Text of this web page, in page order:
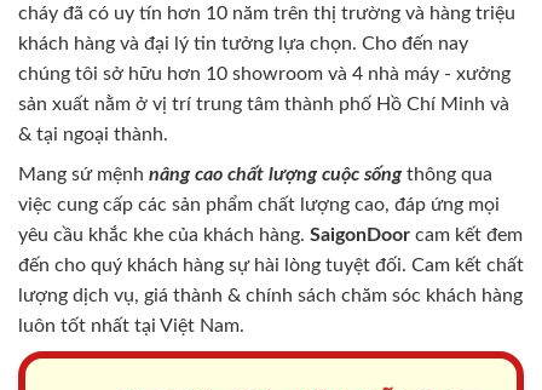
cháy đã có uy tín hơn 10 năm trên thị trường và hàng triệu
khách hàng và đại lý tin tưởng lựa chọn. Cho đến nay
chúng tôi sở hữu hơn 10 showroom và 4 nhà máy - xưởng
sản xuất nằm ở vị trí trung tâm thành phố Hồ Chí Minh và
& tại ngoại thành.
Mang sứ mệnh nâng cao chất lượng cuộc sốngthông qua
việc cung cấp các sản phẩm chất lượng cao, đáp ứng mọi
yêu cầu khắc khe của khách hàng. SaigonDoor cam kết đem
đến cho quý khách hàng sự hài lòng tuyệt đối. Cam kết chất
lượng dịch vụ, giá thành & chính sách chăm sóc khách hàng
luôn tốt nhất tại Việt Nam.